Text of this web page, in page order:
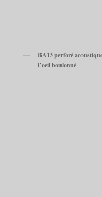
BA13 perforé
l’oeil boulonné